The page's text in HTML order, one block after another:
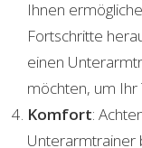
Ihnen
Fortschritte
einen
möchten, um Ihr
Komfort:
Unterarmtrainer